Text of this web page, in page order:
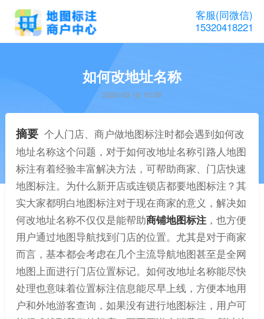
客服(同微信)
15320418221
如何改地址名称
2023-03-16 10:59
摘要 个人门店、商户做地图标注时都会遇到如何改
地址名称这个问题，对于如何改地址名称引路人地图
标注有着经验丰富解决方法，可帮助商家、门店快速
地图标注。为什么新开店或连锁店都要地图标注？其
实大家都明白地图标注对于现在商家的意义，解决如
何改地址名称不仅仅是能帮助商铺地图标注，也方便
用户通过地图导航找到门店的位置。尤其是对于商家
而言，基本都会考虑在几个主流导航地图甚至是全网
地图上面进行门店位置标记。如何改地址名称能尽快
处理也意味着位置标注信息能尽早上线，方便本地用
户和外地游客查询，如果没有进行地图标注，用户可